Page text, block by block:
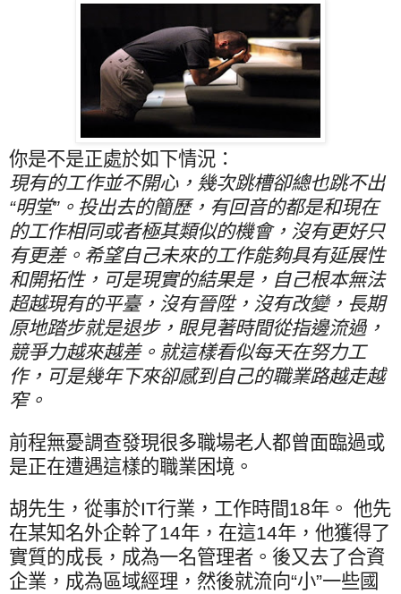
你是不是正處於如下情況：
現有的工作並不開心，幾次跳槽卻總也跳不出
“明堂”。投出去的簡歷，有回音的都是和現在
的工作相同或者極其類似的機會，沒有更好只
有更差。希望自己未來的工作能夠具有延展性
和開拓性，可是現實的結果是，自己根本無法
超越現有的平臺，沒有晉陞，沒有改變，長期
原地踏步就是退步，眼見著時間從指邊流過，
競爭力越來越差。就這樣看似每天在努力工
作，可是幾年下來卻感到自己的職業路越走越
窄。
前程無憂調查發現很多職場老人都曾面臨過或
是正在遭遇這樣的職業困境。
胡先生，從事於IT行業，工作時間18年。 他先
在某知名外企幹了14年，在這14年，他獲得了
實質的成長，成為一名管理者。後又去了合資
企業，成為區域經理，然後就流向“小”一些國